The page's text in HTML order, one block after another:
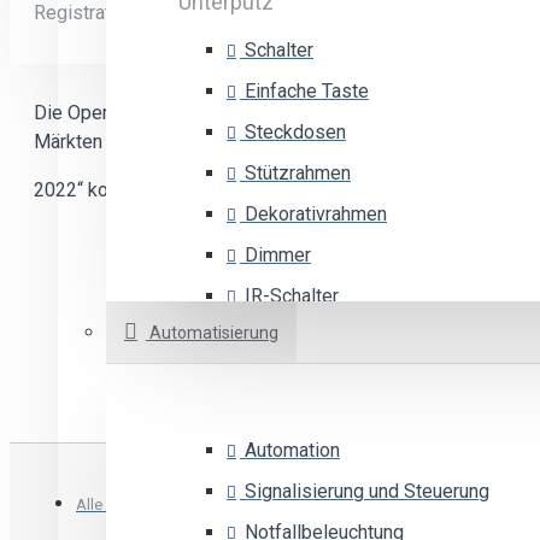
Schalter
Einfache Taste
Steckdosen
Stützrahmen
Dekorativrahmen
Dimmer
IR-Schalter
Tastebeleuchtung
Aufputzgehäuse
Automatisierung
Automation
Signalisierung und Steuerung
Notfallbeleuchtung
Registrationsnummer: 5591988000
Die Operation „Upgrading E-Commerce mit dem Ziel der
Märkten in der Firma ELTEH d.o.o.“ wird durch die
2022“ kofinanziert. MEHR
Alle Rechte vorbehalten ©2022 - Elteh d.o.o.